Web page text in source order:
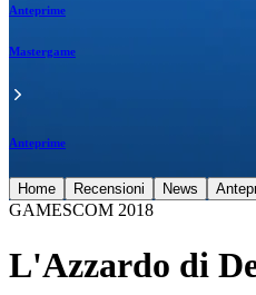
Anteprime
Mastergame
Anteprime
Home Recensioni News
GAMESCOM 2018
L'Azzardo di